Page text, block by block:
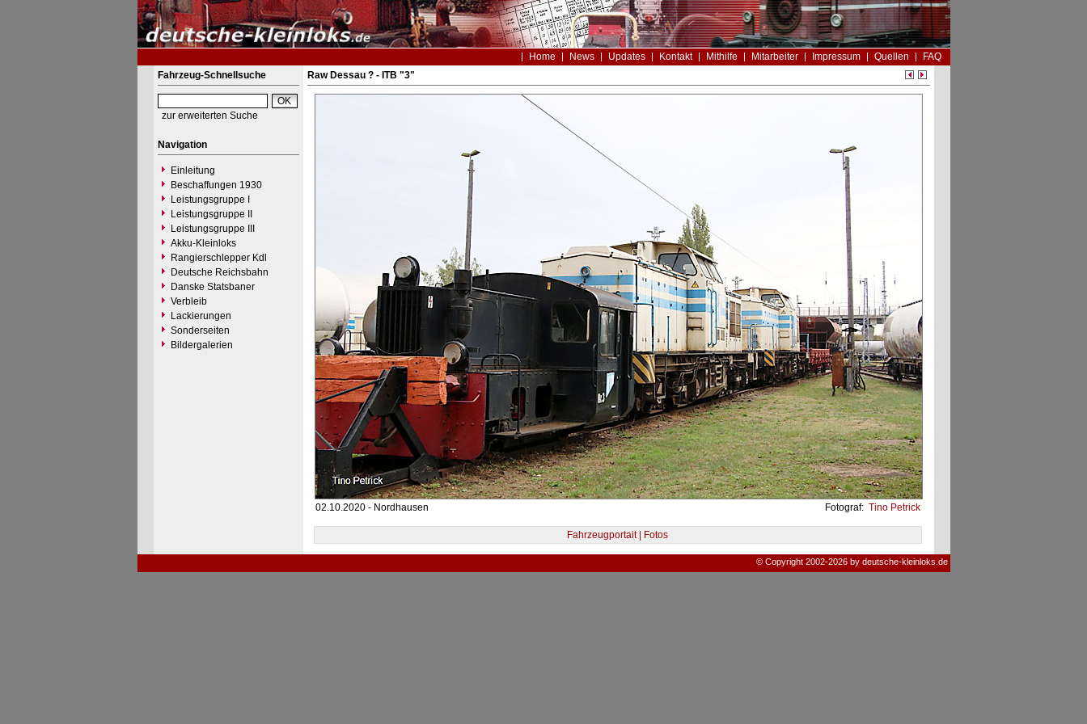
Home News Updates Kontakt Mithilfe Mitarbeiter Impressum Quellen
FAQ
Fahrzeug-Schnellsuche
zur erweiterten Suche
Navigation
Einleitung
Beschaffungen 1930
Leistungsgruppe I
Leistungsgruppe II
Leistungsgruppe III
Akku-Kleinloks
Rangierschlepper Kdl
Deutsche Reichsbahn
Danske Statsbaner
Verbleib
Lackierungen
Sonderseiten
Bildergalerien
Raw Dessau ? - ITB "3"
02.10.2020 - Nordhausen Fotograf: Tino Petrick
Fahrzeugportait | Fotos
© Copyright 2002-2026 by deutsche-kleinloks.de